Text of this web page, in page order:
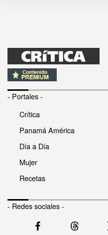
- Portales -
Crítica
Panamá América
Día a Día
Mujer
Recetas
- Redes sociales -